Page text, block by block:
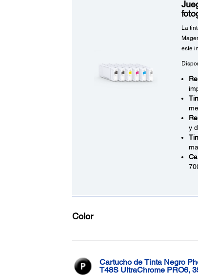
La
este
y
Color
Cartucho de Tinta Negro
T48S UltraChrome PRO6,